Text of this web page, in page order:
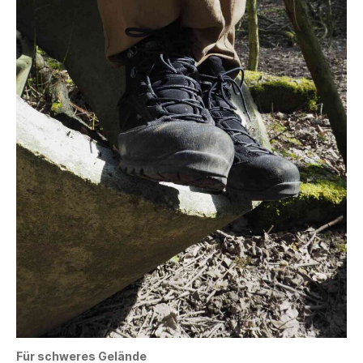
Für schweres Gelände